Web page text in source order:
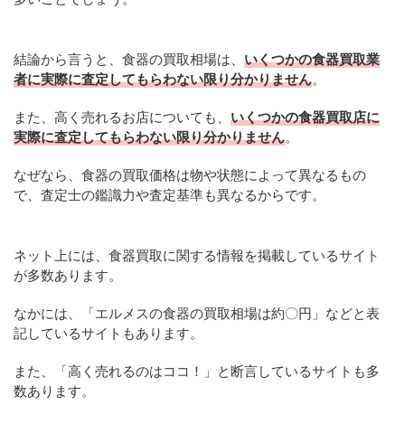
結論から言うと、食器の買取相場は、 いくつかの食器買取業
者に実際に査定してもらわない限り分かりません。
また、高く売れるお店についても、 いくつかの食器買取店に
実際に査定してもらわない限り分かりません。
なぜなら、食器の買取価格は物や状態によって異なるもの
で、査定士の鑑識力や査定基準も異なるからです。
ネット上には、食器買取に関する情報を掲載しているサイト
が多数あります。
なかには、「エルメスの食器の買取相場は約〇円」などと表
記しているサイトもあります。
また、「高く売れるのはココ！」と断言しているサイトも多
数あります。